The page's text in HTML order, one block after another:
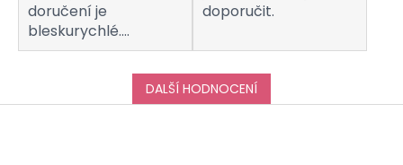
doručení je
bleskurychlé.
Komunikaci s
obchodem hodnotím
taktéž na jedničku!
Děkuji za vše, a určitě
doporučit.
DALŠÍ HODNOCENÍ
Z